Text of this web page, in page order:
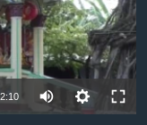
available
2:10